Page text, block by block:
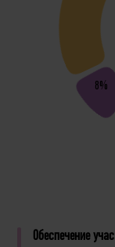
8%
Обеспечение